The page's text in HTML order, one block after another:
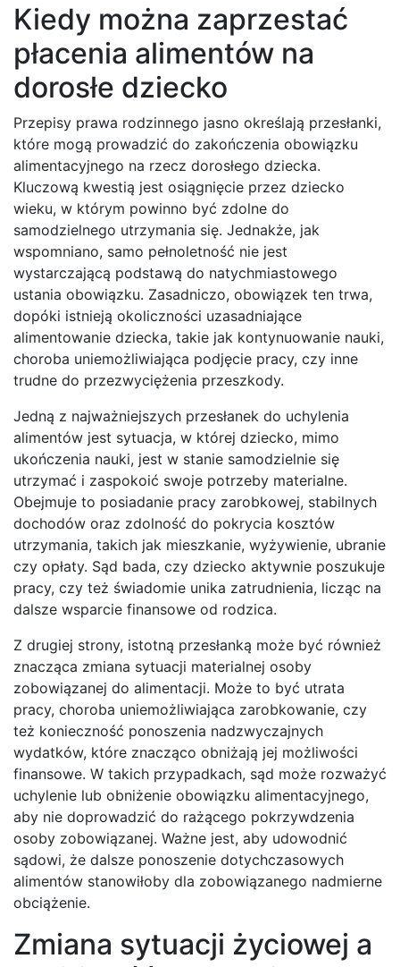
Kiedy można zaprzestać
płacenia alimentów na
dorosłe dziecko
Przepisy prawa rodzinnego jasno określają przesłanki,
które mogą prowadzić do zakończenia obowiązku
alimentacyjnego na rzecz dorosłego dziecka.
Kluczową kwestią jest osiągnięcie przez dziecko
wieku, w którym powinno być zdolne do
samodzielnego utrzymania się. Jednakże, jak
wspomniano, samo pełnoletność nie jest
wystarczającą podstawą do natychmiastowego
ustania obowiązku. Zasadniczo, obowiązek ten trwa,
dopóki istnieją okoliczności uzasadniające
alimentowanie dziecka, takie jak kontynuowanie nauki,
choroba uniemożliwiająca podjęcie pracy, czy inne
trudne do przezwyciężenia przeszkody.
Jedną z najważniejszych przesłanek do uchylenia
alimentów jest sytuacja, w której dziecko, mimo
ukończenia nauki, jest w stanie samodzielnie się
utrzymać i zaspokoić swoje potrzeby materialne.
Obejmuje to posiadanie pracy zarobkowej, stabilnych
dochodów oraz zdolność do pokrycia kosztów
utrzymania, takich jak mieszkanie, wyżywienie, ubranie
czy opłaty. Sąd bada, czy dziecko aktywnie poszukuje
pracy, czy też świadomie unika zatrudnienia, licząc na
dalsze wsparcie finansowe od rodzica.
Z drugiej strony, istotną przesłanką może być również
znacząca zmiana sytuacji materialnej osoby
zobowiązanej do alimentacji. Może to być utrata
pracy, choroba uniemożliwiająca zarobkowanie, czy
też konieczność ponoszenia nadzwyczajnych
wydatków, które znacząco obniżają jej możliwości
finansowe. W takich przypadkach, sąd może rozważyć
uchylenie lub obniżenie obowiązku alimentacyjnego,
aby nie doprowadzić do rażącego pokrzywdzenia
osoby zobowiązanej. Ważne jest, aby udowodnić
sądowi, że dalsze ponoszenie dotychczasowych
alimentów stanowiłoby dla zobowiązanego nadmierne
obciążenie.
Zmiana sytuacji życiowej a